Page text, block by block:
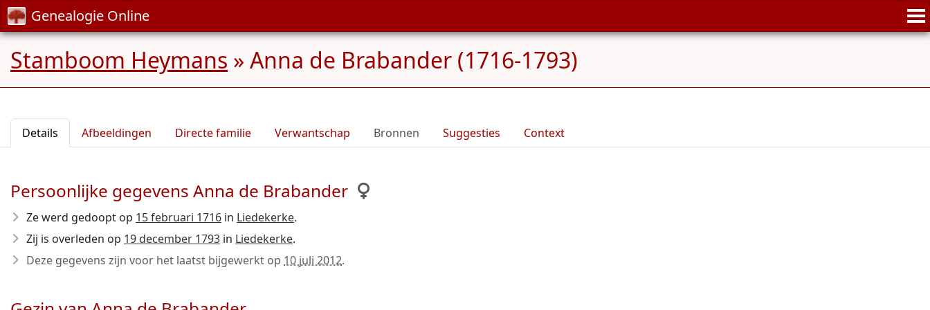
Genealogie Online
Stamboom Heymans » Anna de Brabander (1716-1793)
Details Afbeeldingen Directe familie Verwantschap Bronnen Suggesties Context
Persoonlijke gegevens Anna de Brabander
Ze werd gedoopt op 15 februari 1716 in Liedekerke.
Zij is overleden op 19 december 1793 in Liedekerke.
Deze gegevens zijn voor het laatst bijgewerkt op 10 juli 2012.